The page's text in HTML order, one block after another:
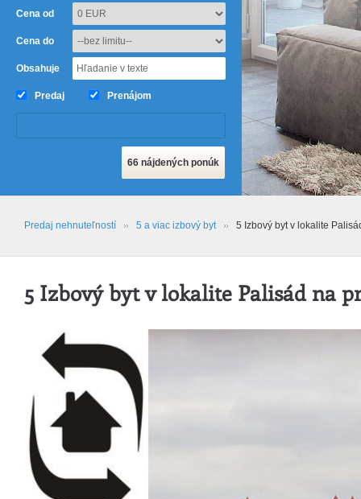
Predaj nehnuteľností 5 a viac izbový byt 5 Izbový byt v lokalite
5 Izbový byt v lokalite Palisád na
Cena od
Cena do
Obsahuje
Predaj Prenájom